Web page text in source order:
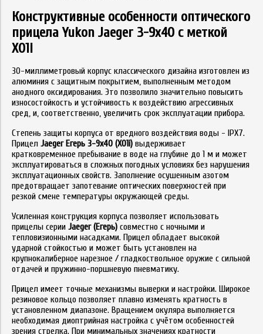
Конструктивные особенности оптического
прицела Yukon Jaeger 3-9x40 с меткой
X01i
30-миллиметровый корпус классического дизайна изготовлен из
алюминия с защитным покрытием, выполненным методом
анодного оксидирования. Это позволило значительно повысить
износостойкость и устойчивость к воздействию агрессивных
сред, и, соответственно, увеличить срок эксплуатации прибора.
Степень защиты корпуса от вредного воздействия воды - IPX7.
Прицел Jaeger Егерь 3-9x40 (X01i) выдерживает
кратковременное пребывание в воде на глубине до 1 м и может
эксплуатироваться в сложных погодных условиях без нарушения
эксплуатационных свойств. Заполнение осушенным азотом
предотвращает запотевание оптических поверхностей при
резкой смене температуры окружающей среды.
Усиленная конструкция корпуса позволяет использовать
прицелы серии Jaeger (Егерь) совместно с ночными и
тепловизионными насадками. Прицел обладает высокой
ударной стойкостью и может быть установлен на
крупнокалиберное нарезное / гладкоствольное оружие с сильной
отдачей и пружинно-поршневую пневматику.
Прицел имеет точные механизмы выверки и настройки. Широкое
резиновое кольцо позволяет плавно изменять кратность в
установленном диапазоне. Вращением окуляра выполняется
необходимая диоптрийная настройка с учётом особенностей
зрения стрелка. При минимальных значениях кратности